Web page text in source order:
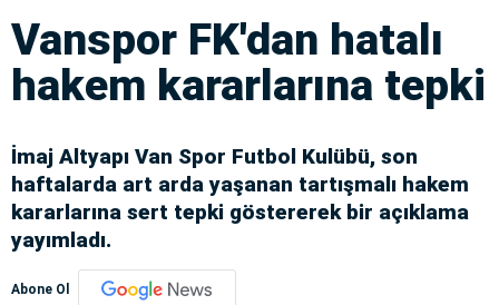
Vanspor FK'dan hatalı
hakem kararlarına tepki
İmaj Altyapı Van Spor Futbol Kulübü, son
haftalarda art arda yaşanan tartışmalı hakem
kararlarına sert tepki göstererek bir açıklama
yayımladı.
Abone Ol